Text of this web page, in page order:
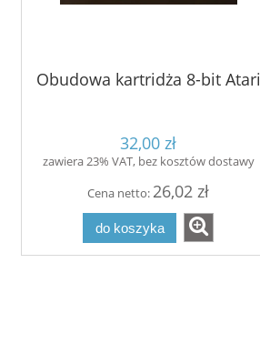
Obudowa kartridża 8-bit Atari
32,00 zł
zawiera 23% VAT, bez kosztów dostawy
Cena netto: 26,02 zł
do koszyka